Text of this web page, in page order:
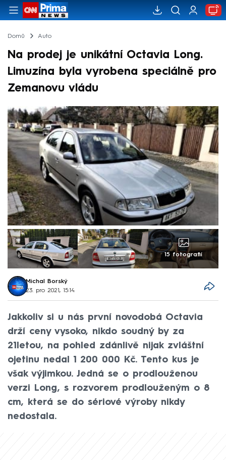
Domů Auto
Na prodej je unikátní Octavia Long.
Limuzína byla vyrobena speciálně pro
Zemanovu vládu
15 fotografií
Michal Borský
23. pro 2021, 15:14
Jakkoliv si u nás první novodobá Octavia
drží ceny vysoko, nikdo soudný by za
21letou, na pohled zdánlivě nijak zvláštní
ojetinu nedal 1 200 000 Kč. Tento kus je
však výjimkou. Jedná se o prodlouženou
verzi Long, s rozvorem prodlouženým o 8
cm, která se do sériové výroby nikdy
nedostala.